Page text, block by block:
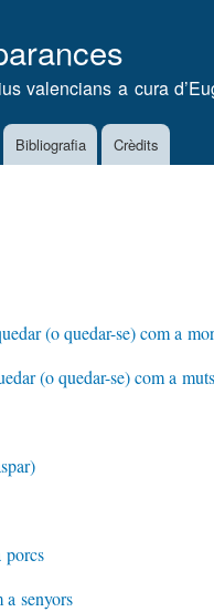
valencians a cura d’
Bibliografia Crèdits
(o quedar-se) com a
(o quedar-se) com a muts
porcs
a senyors